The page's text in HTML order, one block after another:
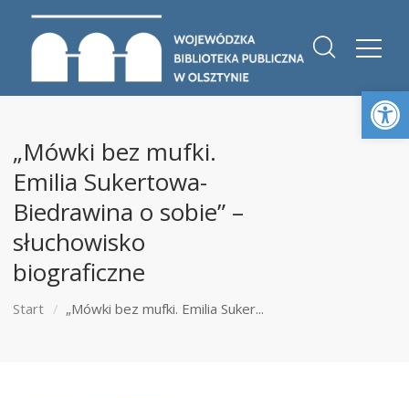
„Mówki bez mufki.
Emilia Sukertowa-
Biedrawina o sobie” –
słuchowisko
biograficzne
Start „Mówki bez mufki. Emilia Suker...